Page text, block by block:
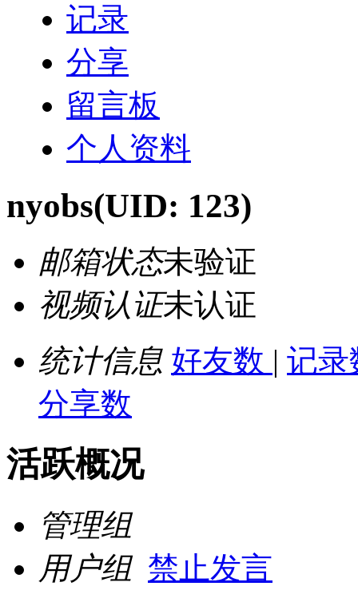
记录
分享
留言板
个人资料
nyobs(UID: 123)
邮箱状态未验证
视频认证未认证
统计信息 好友数 | 记
分享数
活跃概况
管理组
用户组 禁止发言